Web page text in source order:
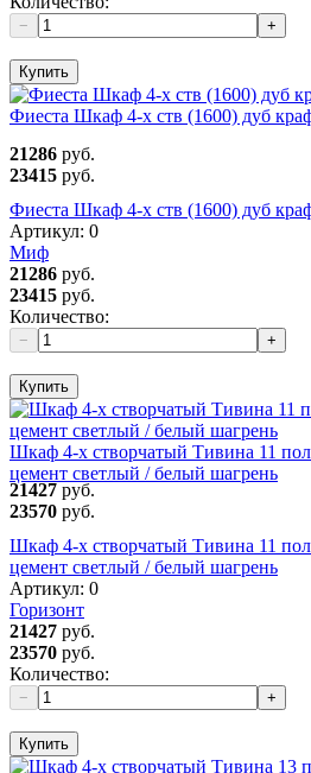
− +
Купить
Фиеста Шкаф 4-х ств (1600) дуб
21286 руб.
23415 руб.
Фиеста Шкаф 4-х ств (1600) дуб
Артикул: 0
Миф
21286 руб.
23415 руб.
Количество:
− +
Купить
Шкаф 4-х створчатый Тивина 11
цемент светлый / белый шагрень
21427 руб.
23570 руб.
Шкаф 4-х створчатый Тивина 11
цемент светлый / белый шагрень
Артикул: 0
Горизонт
21427 руб.
23570 руб.
Количество:
− +
Купить